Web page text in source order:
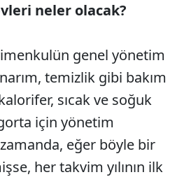
neler olacak?
genel yönetim
temizlik gibi bakım
sıcak ve soğuk
için yönetim
eğer böyle bir
her takvim yılının ilk